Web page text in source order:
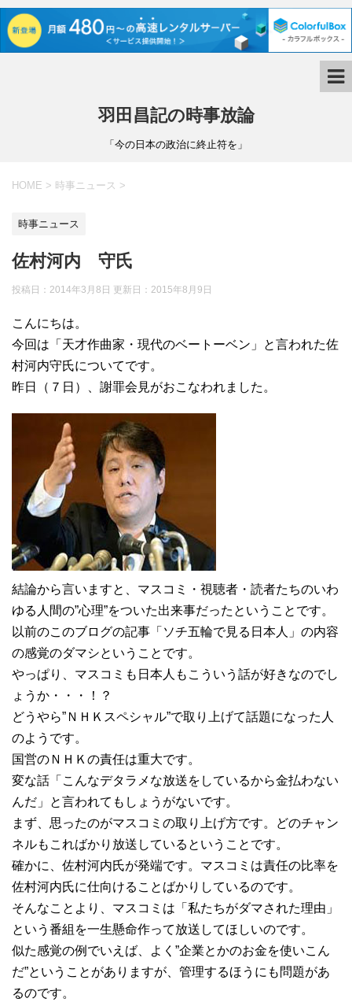
羽田昌記の時事放論
「今の日本の政治に終止符を」
HOME > 時事ニュース >
時事ニュース
佐村河内 守氏
投稿日：2014年3月8日 更新日： 2015年8月9日
こんにちは。
今回は「天才作曲家・現代のベートーベン」と言われた佐
村河内守氏についてです。
昨日（７日）、謝罪会見がおこなわれました。
結論から言いますと、マスコミ・視聴者・読者たちのいわ
ゆる人間の”心理”をついた出来事だったということです。
以前のこのブログの記事「ソチ五輪で見る日本人」の内容
の感覚のダマシということです。
やっぱり、マスコミも日本人もこういう話が好きなのでし
ょうか・・・！？
どうやら”ＮＨＫスペシャル”で取り上げて話題になった人
のようです。
国営のＮＨＫの責任は重大です。
変な話「こんなデタラメな放送をしているから金払わない
んだ」と言われてもしょうがないです。
まず、思ったのがマスコミの取り上げ方です。どのチャン
ネルもこればかり放送しているということです。
確かに、佐村河内氏が発端です。マスコミは責任の比率を
佐村河内氏に仕向けることばかりしているのです。
そんなことより、マスコミは「私たちがダマされた理由」
という番組を一生懸命作って放送してほしいのです。
似た感覚の例でいえば、よく”企業とかのお金を使いこん
だ”ということがありますが、管理するほうにも問題があ
るのです。